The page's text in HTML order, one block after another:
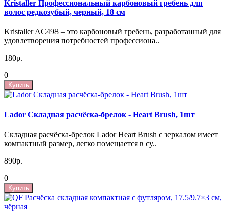
Kristaller Профессиональный карбоновый гребень для
волос редкозубый, черный, 18 см
Kristaller AC498 – это карбоновый гребень, разработанный для
удовлетворения потребностей профессиона..
180р.
0
Купить
Lador Складная расчёска-брелок - Heart Brush, 1шт
Складная расчёска-брелок Lador Heart Brush с зеркалом имеет
компактный размер, легко помещается в су..
890р.
0
Купить